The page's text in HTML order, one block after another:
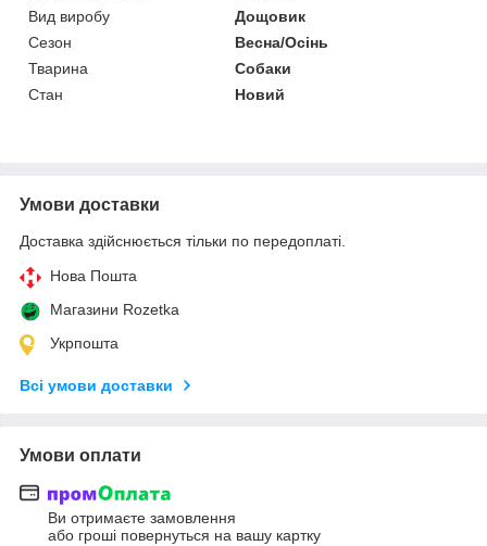
Вид виробу
Дощовик
Сезон
Весна/Осінь
Тварина
Собаки
Стан
Новий
Умови доставки
Доставка здійснюється тільки по передоплаті.
Нова Пошта
Магазини Rozetka
Укрпошта
Всі умови доставки
Умови оплати
Ви отримаєте замовлення
або гроші повернуться на вашу картку